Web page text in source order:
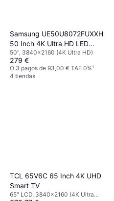
Samsung UE50U8072FUXXH
50 Inch 4K Ultra HD LED
Smart TV
50", 3840x2160 (4K Ultra HD)
279 €
O 3 pagos de 93,00 € TAE 0%¹
4 tiendas
TCL 65V6C 65 Inch 4K UHD
Smart TV
65" LCD, 3840x2160 (4K Ultra